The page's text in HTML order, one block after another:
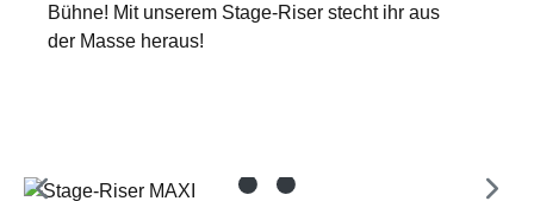
Bühne! Mit unserem Stage-Riser stecht ihr aus
der Masse heraus!
Bildergalerie überspringen